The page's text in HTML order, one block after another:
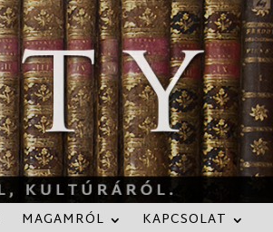
MAGAMRÓL KAPCSOLAT